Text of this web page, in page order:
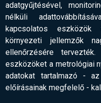
adatgyűjtésével,
nélküli
kapcsolatos
környezeti jellemzők
ellenőrzésére
eszközöket a metrológiai
adatokat tartalmazó -
előírásainak megfelelő -